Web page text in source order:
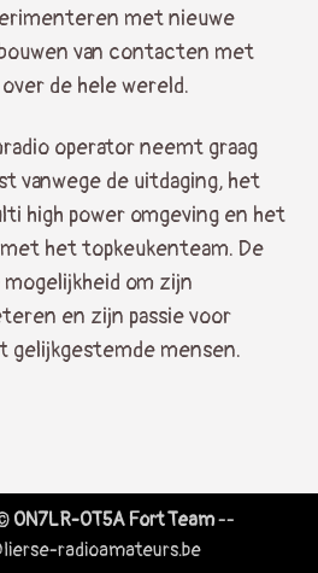
met nieuwe
van contacten met
de hele wereld.
operator neemt graag
vanwege de uitdaging, het
high power omgeving en het
het topkeukenteam. De
om zijn
en zijn passie voor
gelijkgestemde mensen.
ON7LR-OT5A Fort Team--
radioamateurs.be